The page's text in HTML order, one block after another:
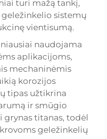
turi mažą tankį,
sistemų
vientisumą.
naudojama
aplikacijoms,
mechaninėmis
korozijos
tipas užtikrina
ir smūgio
grynas titanas, todėl
geležinkelių